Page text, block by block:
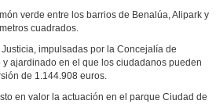
verde entre los barrios de Benalúa, Alipark y
cuadrados.
impulsadas por la Concejalía de
ajardinado en el que los ciudadanos pueden
de 1.144.908 euros.
en valor la actuación en el parque Ciudad de